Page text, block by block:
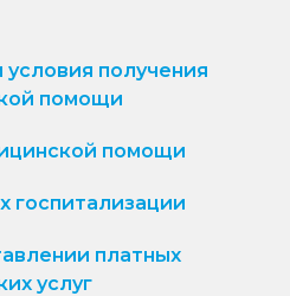
получения
помощи
помощи
госпитализации
платных
услуг